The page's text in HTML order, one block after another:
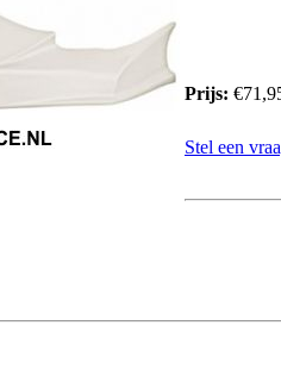
Prijs:
Stel een